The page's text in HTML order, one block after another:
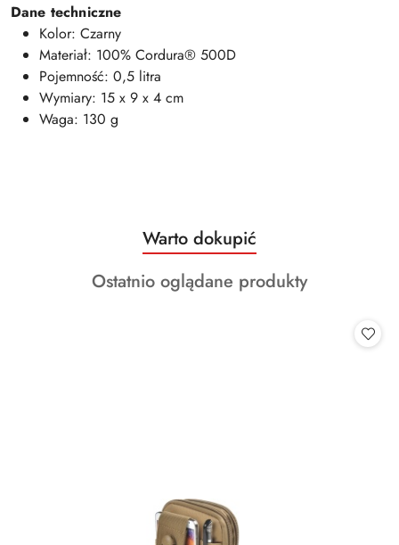
Dane techniczne
Kolor: Czarny
Materiał: 100% Cordura® 500D
Pojemność: 0,5 litra
Wymiary: 15 x 9 x 4 cm
Waga: 130 g
Pomiń karuzelę produktów
Produkty
o
statusie:
Warto dokupić
Produkty
Ostatnio oglądane produkty